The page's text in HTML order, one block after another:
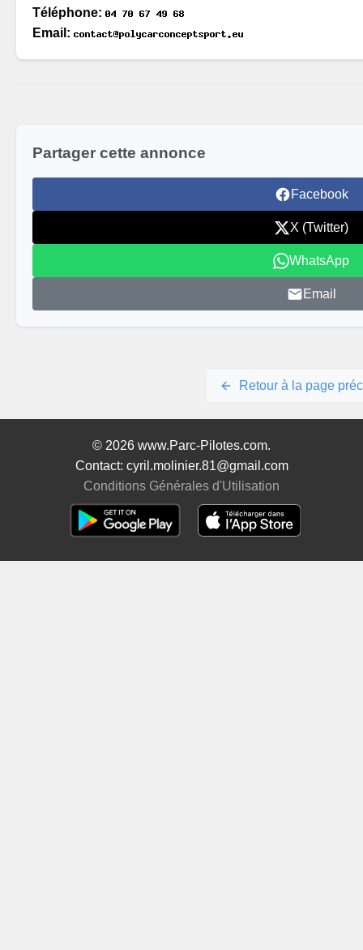
Téléphone:
Email:
Partager cette annonce
Facebook
X (Twitter)
WhatsApp
Email
Retour à la page
© 2026 www.Parc-Pilotes.com.
Contact: cyril.molinier.81@gmail.com
Conditions Générales d'Utilisation